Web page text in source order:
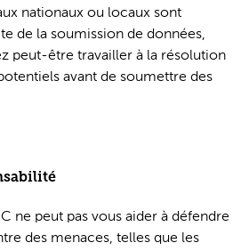
nationaux ou locaux sont
de la soumission de données,
peut-être travailler à la résolution
avant de soumettre des
ne peut pas vous aider à défendre
des menaces, telles que les